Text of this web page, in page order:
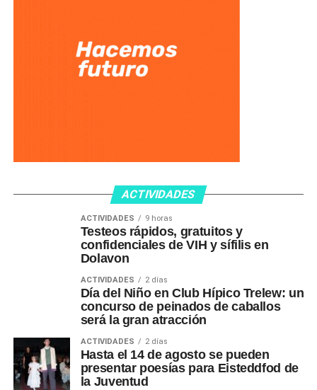
ACTIVIDADES
ACTIVIDADES 9 horas
Testeos rápidos, gratuitos y
confidenciales de VIH y sífilis en
Dolavon
ACTIVIDADES 2 días
Día del Niño en Club Hípico Trelew: un
concurso de peinados de caballos
será la gran atracción
ACTIVIDADES 2 días
Hasta el 14 de agosto se pueden
presentar poesías para Eisteddfod de
la Juventud